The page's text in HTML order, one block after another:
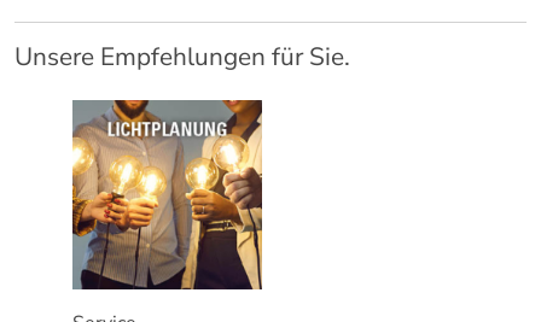
Unsere Empfehlungen für Sie.